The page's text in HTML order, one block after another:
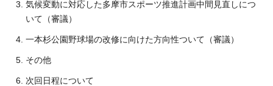
気候変動に対応した多摩市スポーツ推進計画中間見直しにつ
いて（審議）
一本杉公園野球場の改修に向けた方向性ついて（審議）
その他
次回日程について